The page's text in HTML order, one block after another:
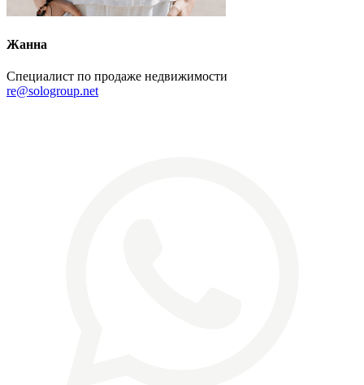
Жанна
Специалист по продаже недвижимости
re@sologroup.net